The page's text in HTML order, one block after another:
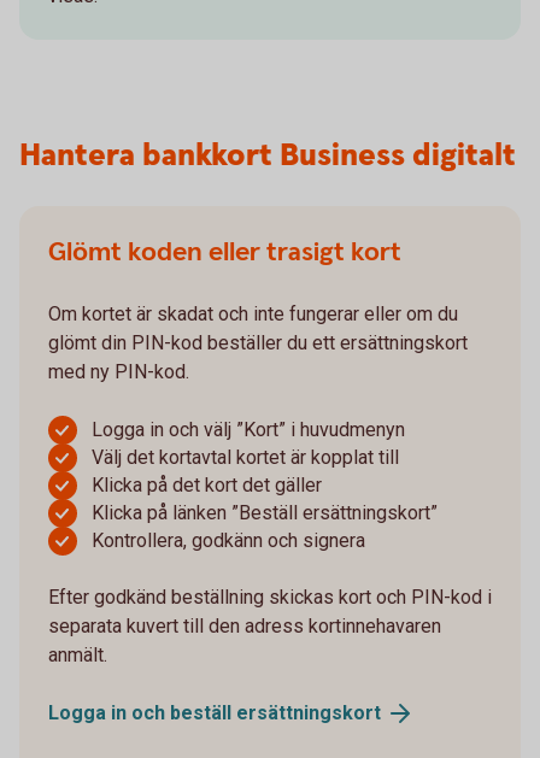
Hantera bankkort Business digitalt
Glömt koden eller trasigt kort
Om kortet är skadat och inte fungerar eller om du
glömt din PIN-kod beställer du ett ersättningskort
med ny PIN-kod.
Logga in och välj ”Kort” i huvudmenyn
Välj det kortavtal kortet är kopplat till
Klicka på det kort det gäller
Klicka på länken ”Beställ ersättningskort”
Kontrollera, godkänn och signera
Efter godkänd beställning skickas kort och PIN-kod i
separata kuvert till den adress kortinnehavaren
anmält.
Logga in och beställ ersättningskort